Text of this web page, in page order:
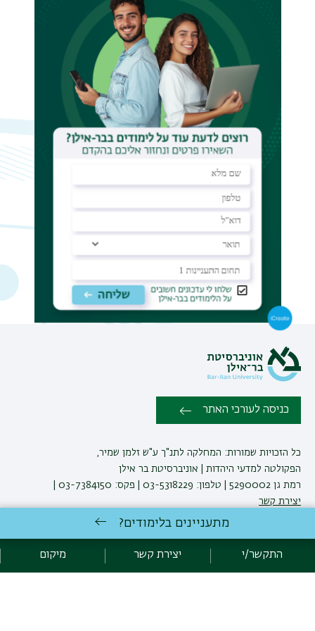
כניסה לעורכי האתר
כל הזכויות שמורות: המחלקה לתנ"ך ע"ש זלמן שמיר,
הפקולטה למדעי היהדות | אוניברסיטת בר אילן
רמת גן 5290002 | טלפון: 03-5318229 | פקס: 03-7384150 |
יצירת קשר
פיתוח:אגף תקשוב, אוניברסיטת בר-אילן
מתעניינים בלימודים?
התקשר/י יצירת קשר מיקום